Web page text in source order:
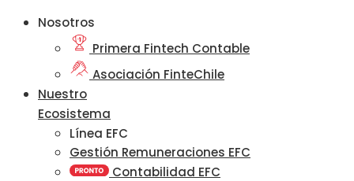
Nosotros
Primera Fintech Contable
Asociación FinteChile
Nuestro
Ecosistema
Línea EFC
Gestión Remuneraciones EFC
Contabilidad EFC